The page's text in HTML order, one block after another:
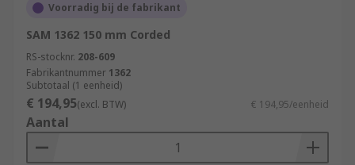
Voorradig bij de fabrikant
SAM 1362 150 mm Corded
RS-stocknr. 208-609
Fabrikantnummer 1362
Subtotaal (1 eenheid)
€ 194,95(excl. BTW) € 194,95/eenheid
Aantal